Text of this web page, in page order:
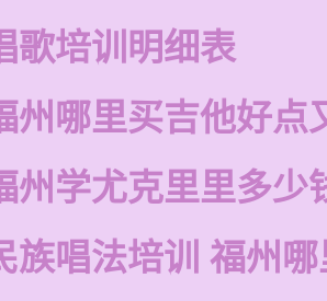
歌培训明细表
州哪里买吉他好点
州学尤克里里多少
族唱法培训 福州